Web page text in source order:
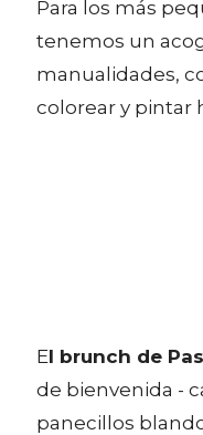
Para los más
tenemos un
manualidades,
colorear y pintar
El brunch de
de bienvenida -
panecillos